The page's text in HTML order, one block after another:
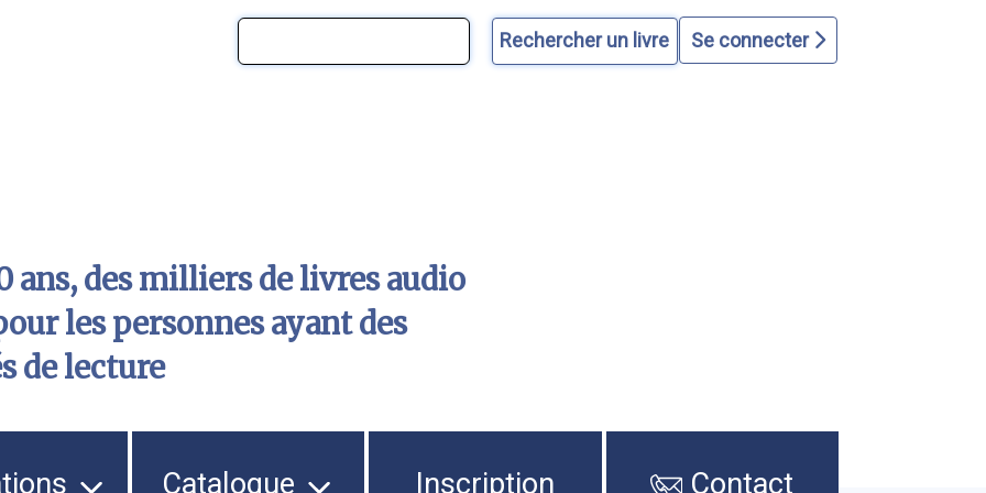
Se connecter
ans, des milliers de livres audio
les personnes ayant des
de lecture
Catalogue Inscription Contact